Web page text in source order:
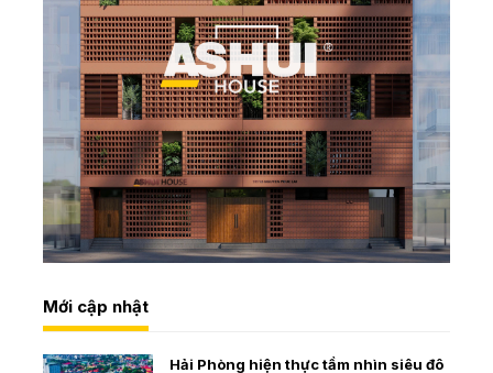
Mới cập nhật
Hải Phòng hiện thực tầm nhìn siêu đô